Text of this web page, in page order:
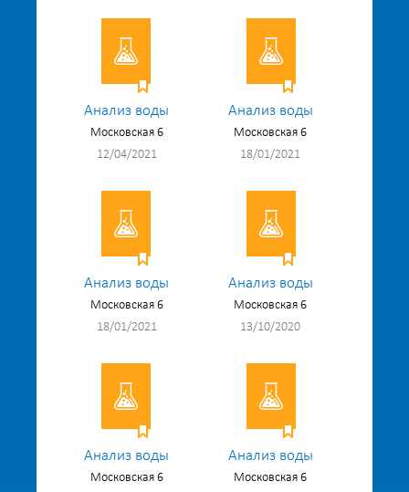
Анализ воды
Московская 6
12/04/2021
Анализ воды
Московская 6
18/01/2021
Анализ воды
Московская 6
18/01/2021
Анализ воды
Московская 6
13/10/2020
Анализ воды
Московская 6
Анализ воды
Московская 6